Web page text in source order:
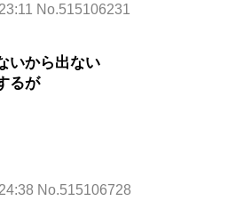
No.515106231
いから出ない
るが
No.515106728